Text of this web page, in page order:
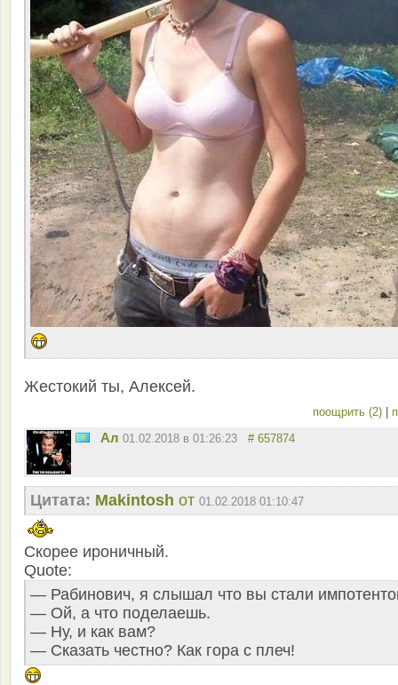
Жестокий ты, Алексей.
поощрить (2)
Ал 01.02.2018 в 01:26:23 # 657874
Цитата: Makintosh от 01.02.2018 01:10:47
Скорее ироничный.
Quote:
— Рабинович, я слышал что вы стали
— Ой, а что поделаешь.
— Ну, и как вам?
— Сказать честно? Как гора с плеч!